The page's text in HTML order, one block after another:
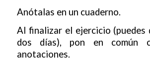
Anótalas en un cuaderno.
Al finalizar el ejercicio (puedes
dos días), pon en común
anotaciones.